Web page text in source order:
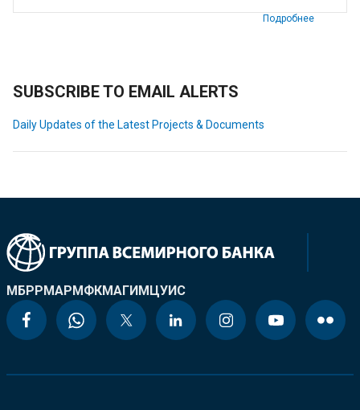
Подробнее
SUBSCRIBE TO EMAIL ALERTS
Daily Updates of the Latest Projects & Documents
МБРРМАРМФКМАГИМЦУИС